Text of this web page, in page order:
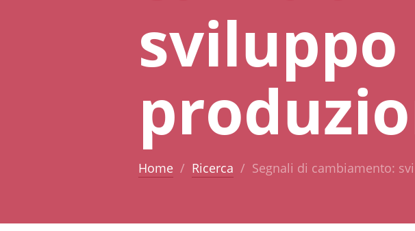
sviluppo
Home Ricerca Segnali di cambiamento: